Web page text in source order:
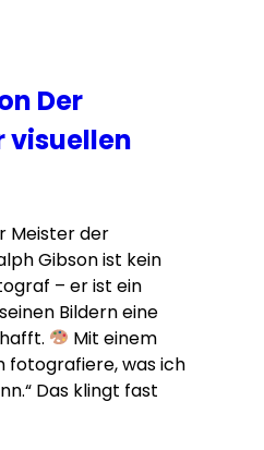
Der
visuellen
Meister der
Gibson ist kein
– er ist ein
Bildern eine
Mit einem
fotografiere, was ich
Das klingt fast